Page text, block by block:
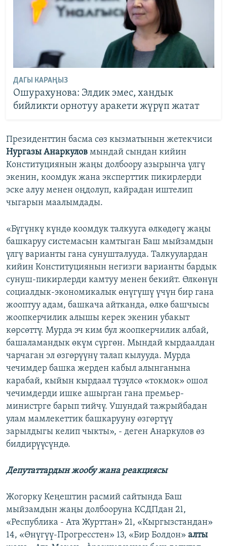
ДАГЫ КАРАҢЫЗ
Ошурахунова: Элдик эмес, хандык
бийликти орнотуу аракети жүрүп жатат
Президенттин басма сөз кызматынын жетекчиси
Нургазы Анаркулов мындай сындан кийин
Конституциянын жаңы долбоору азырынча үлгү
экенин, коомдук жана эксперттик пикирлерди
эске алуу менен оңдолуп, кайрадан иштелип
чыгарын маалымдады.
«Бүгүнкү күндө коомдук талкууга өлкөдөгү жаңы
башкаруу системасын камтыган Баш мыйзамдын
үлгү варианты гана сунушталууда. Талкуулардан
кийин Конституциянын негизги варианты бардык
сунуш-пикирлерди камтуу менен бекийт. Өлкөнүн
социалдык-экономикалык өнүгүшү үчүн бир гана
жооптуу адам, башкача айтканда, өлкө башчысы
жоопкерчилик алышы керек экенин убакыт
көрсөттү. Мурда эч ким бул жоопкерчилик албай,
башаламандык өкүм сүргөн. Мындай кырдаалдан
чарчаган эл өзгөрүүнү талап кылууда. Мурда
чечимдер башка жерден кабыл алынганына
карабай, кыйын кырдаал түзүлсө «токмок» ошол
чечимдерди ишке ашырган гана премьер-
министрге барып тийчү. Ушундай тажрыйбадан
улам мамлекеттик башкарууну өзгөртүү
зарылдыгы келип чыкты», - деген Анаркулов өз
билдирүүсүндө.
Депутаттардын жообу жана реакциясы
Жогорку Кеңештин расмий сайтында Баш
мыйзамдын жаңы долбооруна КСДПдан 21,
«Республика - Ата Журттан» 21, «Кыргызстандан»
14, «Өнүгүү-Прогресстен» 13, «Бир Болдон» алты